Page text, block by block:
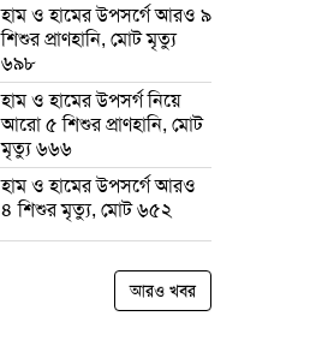
হাম ও হামের উপসর্গে আরও ৯
শিশুর প্রাণহানি, মোট মৃত্যু
৬৯৮
হাম ও হামের উপসর্গ নিয়ে
আরো ৫ শিশুর প্রাণহানি, মোট
মৃত্যু ৬৬৬
হাম ও হামের উপসর্গে আরও
৪ শিশুর মৃত্যু, মোট ৬৫২
আরও খবর